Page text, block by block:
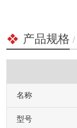
产品规格 /
名称
型号